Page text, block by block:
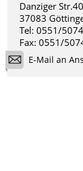
Danziger Str.40
37083
Tel: 0551/
Fax: 0551/
E-Mail an